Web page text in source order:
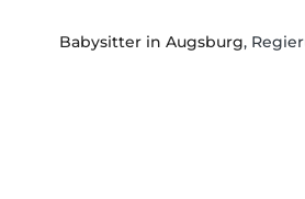
Babysitter in Augsburg,